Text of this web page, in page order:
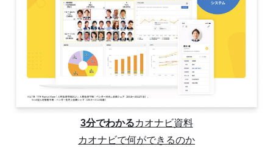
3分でわかるカオナビ資料
カオナビで何ができるのか